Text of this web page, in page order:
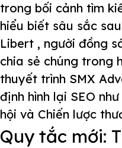
trong bối cảnh tìm
hiểu biết sâu sắc
Libert , người đồng
chia sẻ chúng trong
thuyết trình SMX
định hình lại SEO
hội và Chiến lược
Quy tắc mới: